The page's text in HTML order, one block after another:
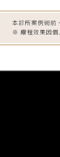
本診所案例術前
※ 療程效果因個